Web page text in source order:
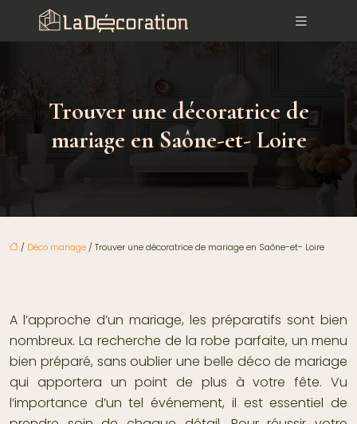
Trouver une décoratrice de
mariage en Saône-et- Loire
/ Déco mariage / Trouver une décoratrice de mariage en Saône-et- Loire
A l’approche d’un mariage, les préparatifs sont bien
nombreux. La recherche de la robe parfaite, un menu
bien préparé, sans oublier une belle déco de mariage
qui apportera un point de plus à votre fête. Vu
l’importance d’un tel événement, il est essentiel de